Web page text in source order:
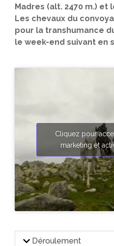
Madres (alt. 2470 m.) et
Les chevaux du
pour la transhumance
le week-end suivant en
Cliquez pour
marketing et
Déroulement